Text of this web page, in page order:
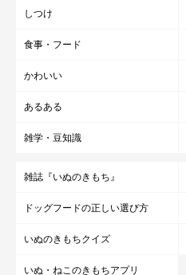
しつけ
食事・フード
かわいい
あるある
雑学・豆知識
雑誌『いぬのきもち』
ドッグフードの正しい選び方
いぬのきもちクイズ
いぬ・ねこのきもちアプリ